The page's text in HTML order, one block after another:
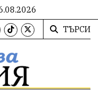
ТЪРСИ